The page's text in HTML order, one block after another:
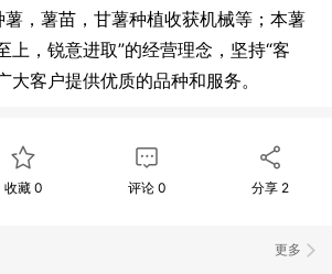
，薯苗，甘薯种植收获机械等；本薯
上，锐意进取”的经营理念，坚持“客
大客户提供优质的品种和服务。
收藏 0 评论 0 分享 2
更多